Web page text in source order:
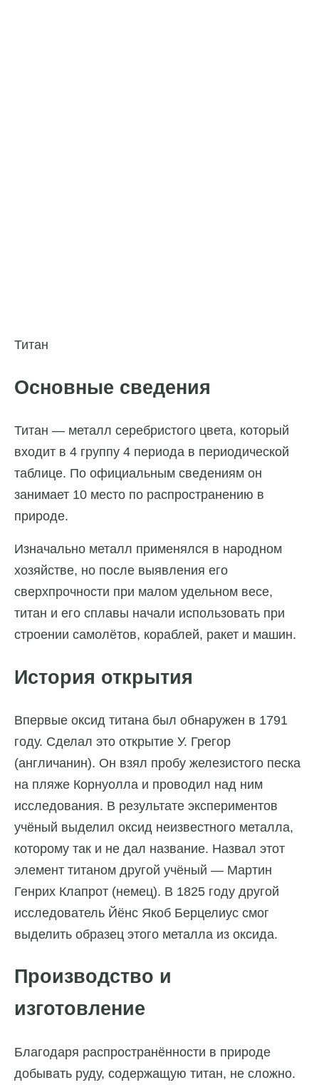
Титан
Основные сведения
Титан — металл серебристого цвета, который
входит в 4 группу 4 периода в периодической
таблице. По официальным сведениям он
занимает 10 место по распространению в
природе.
Изначально металл применялся в народном
хозяйстве, но после выявления его
сверхпрочности при малом удельном весе,
титан и его сплавы начали использовать при
строении самолётов, кораблей, ракет и машин.
История открытия
Впервые оксид титана был обнаружен в 1791
году. Сделал это открытие У. Грегор
(англичанин). Он взял пробу железистого песка
на пляже Корнуолла и проводил над ним
исследования. В результате экспериментов
учёный выделил оксид неизвестного металла,
которому так и не дал название. Назвал этот
элемент титаном другой учёный — Мартин
Генрих Клапрот (немец). В 1825 году другой
исследователь Йёнс Якоб Берцелиус смог
выделить образец этого металла из оксида.
Производство и
изготовление
Благодаря распространённости в природе
добывать руду, содержащую титан, не сложно.